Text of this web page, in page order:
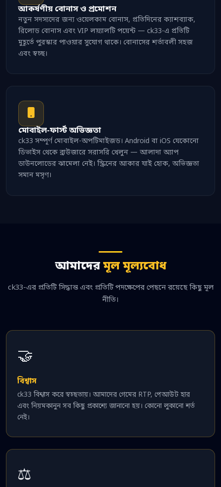
আকর্ষণীয় বোনাস ও প্রমোশন
নতুন সদস্যদের জন্য ওয়েলকাম বোনাস, প্রতিদিনের ক্যাশব্যাক,
রিলোড বোনাস এবং VIP লয়্যালটি পয়েন্ট — ck33-এ প্রতিটি
মুহূর্তে পুরস্কার পাওয়ার সুযোগ থাকে। বোনাসের শর্তাবলী সহজ
এবং স্বচ্ছ।
মোবাইল-ফার্স্ট অভিজ্ঞতা
ck33 সম্পূর্ণ মোবাইল-অপটিমাইজড। Android বা iOS যেকোনো
ডিভাইস থেকে ব্রাউজারে সরাসরি খেলুন — আলাদা অ্যাপ
ডাউনলোডের ঝামেলা নেই। স্ক্রিনের আকার যাই হোক, অভিজ্ঞতা
সমান মসৃণ।
আমাদেরমূল মূল্যবোধ
ck33-এর প্রতিটি সিদ্ধান্ত এবং প্রতিটি পদক্ষেপের পেছনে রয়েছে কিছু মূল
নীতি।
🤝
বিশ্বাস
ck33 বিশ্বাস করে স্বচ্ছতায়। আমাদের গেমের RTP, পেআউট হার
এবং নিয়মকানুন সব কিছু প্রকাশ্যে জানানো হয়। কোনো লুকানো শর্ত
নেই।
⚖️